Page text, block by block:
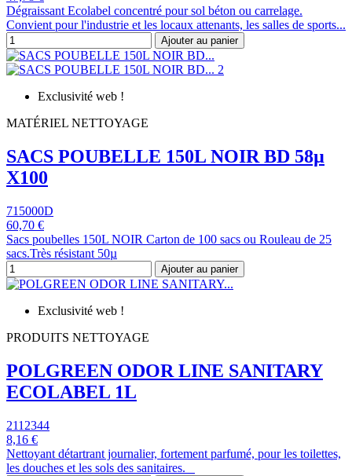
Dégraissant Ecolabel concentré pour sol béton ou carrelage.
Convient pour l'industrie et les locaux attenants, les salles de sports...
Ajouter au panier
Exclusivité web !
MATÉRIEL NETTOYAGE
SACS POUBELLE 150L NOIR BD 58µ
X100
715000D
60,70 €
Sacs poubelles 150L NOIR Carton de 100 sacs ou Rouleau de 25
sacs.Très résistant 50µ
Ajouter au panier
Exclusivité web !
PRODUITS NETTOYAGE
POLGREEN ODOR LINE SANITARY
ECOLABEL 1L
2112344
8,16 €
Nettoyant détartrant journalier, fortement parfumé, pour les toilettes,
les douches et les sols des sanitaires.